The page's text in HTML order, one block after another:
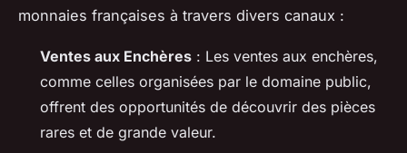
monnaies françaises à travers divers canaux :
Ventes aux Enchères : Les ventes aux enchères,
comme celles organisées par le domaine public,
offrent des opportunités de découvrir des pièces
rares et de grande valeur.